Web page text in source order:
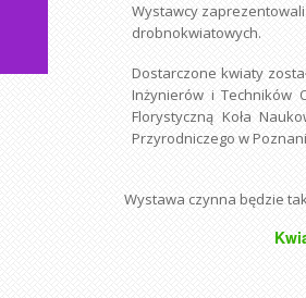
Wystawcy zaprezentowali
drobnokwiatowych.
Dostarczone kwiaty
Inżynierów i Techników
Florystyczną Koła
Przyrodniczego w
Wystawa czynna będzie